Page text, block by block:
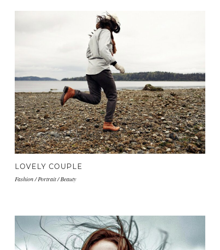
LOVELY COUPLE
Fashion / Portrait / Beauty